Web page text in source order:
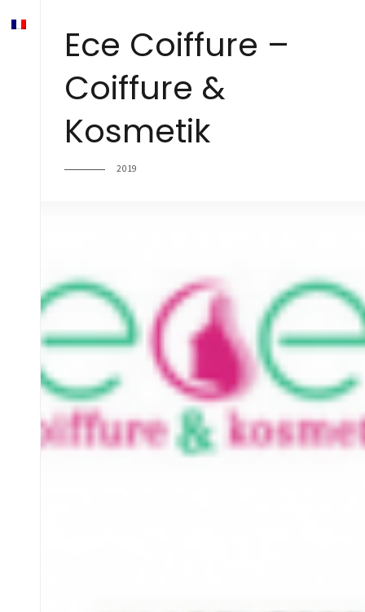
Ece Coiffure –
Coiffure &
Kosmetik
2019